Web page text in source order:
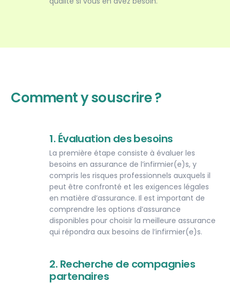
Comment y souscrire ?
1. Évaluation des besoins
La première étape consiste à évaluer les
besoins en assurance de l’infirmier(e)s, y
compris les risques professionnels auxquels il
peut être confronté et les exigences légales
en matière d’assurance. Il est important de
comprendre les options d’assurance
disponibles pour choisir la meilleure assurance
qui répondra aux besoins de l’infirmier(e)s.
2. Recherche de compagnies
partenaires